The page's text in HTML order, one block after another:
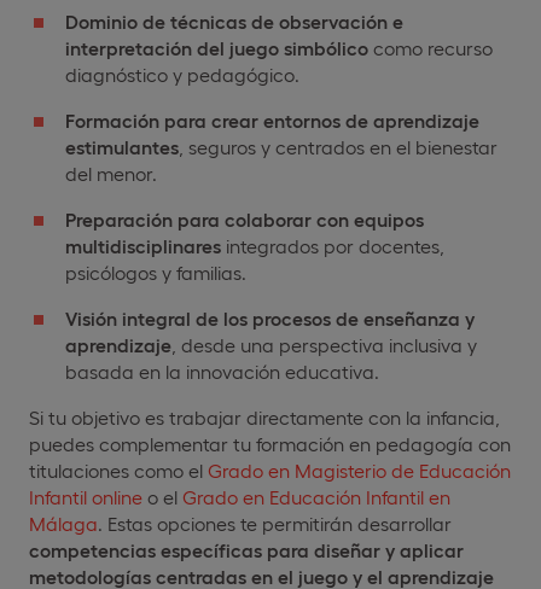
Dominio de técnicas de observación e
interpretación del juego simbólico como recurso
diagnóstico y pedagógico.
Formación para crear entornos de aprendizaje
estimulantes , seguros y centrados en el bienestar
del menor.
Preparación para colaborar con equipos
multidisciplinares integrados por docentes,
psicólogos y familias.
Visión integral de los procesos de enseñanza y
aprendizaje , desde una perspectiva inclusiva y
basada en la innovación educativa.
Si tu objetivo es trabajar directamente con la infancia,
puedes complementar tu formación en pedagogía con
titulaciones como el Grado en Magisterio de Educación
Infantil online o el Grado en Educación Infantil en
Málaga . Estas opciones te permitirán desarrollar
competencias específicas para diseñar y aplicar
metodologías centradas en el juego y el aprendizaje